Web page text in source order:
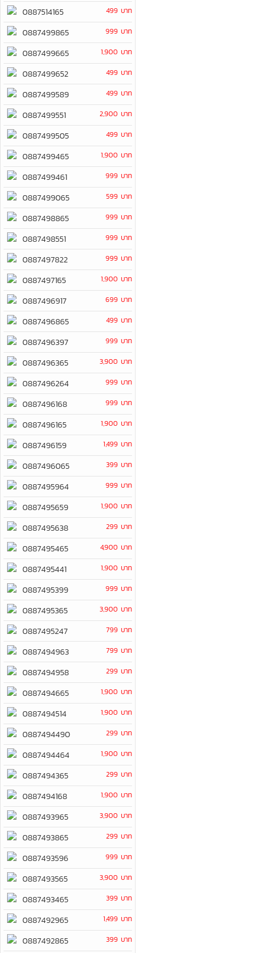
0887514165 499 บาท
0887499865 999 บาท
0887499665 1,900 บาท
0887499652 499 บาท
0887499589 499 บาท
0887499551 2,900 บาท
0887499505 499 บาท
0887499465 1,900 บาท
0887499461 999 บาท
0887499065 599 บาท
0887498865 999 บาท
0887498551 999 บาท
0887497822 999 บาท
0887497165 1,900 บาท
0887496917 699 บาท
0887496865 499 บาท
0887496397 999 บาท
0887496365 3,900 บาท
0887496264 999 บาท
0887496168 999 บาท
0887496165 1,900 บาท
0887496159 1,499 บาท
0887496065 399 บาท
0887495964 999 บาท
0887495659 1,900 บาท
0887495638 299 บาท
0887495465 4,900 บาท
0887495441 1,900 บาท
0887495399 999 บาท
0887495365 3,900 บาท
0887495247 799 บาท
0887494963 799 บาท
0887494958 299 บาท
0887494665 1,900 บาท
0887494514 1,900 บาท
0887494490 299 บาท
0887494464 1,900 บาท
0887494365 299 บาท
0887494168 1,900 บาท
0887493965 3,900 บาท
0887493865 299 บาท
0887493596 999 บาท
0887493565 3,900 บาท
0887493465 399 บาท
0887492965 1,499 บาท
0887492865 399 บาท